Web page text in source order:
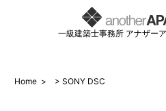
一級建築士事務所 アナザー
Home > > SONY DSC